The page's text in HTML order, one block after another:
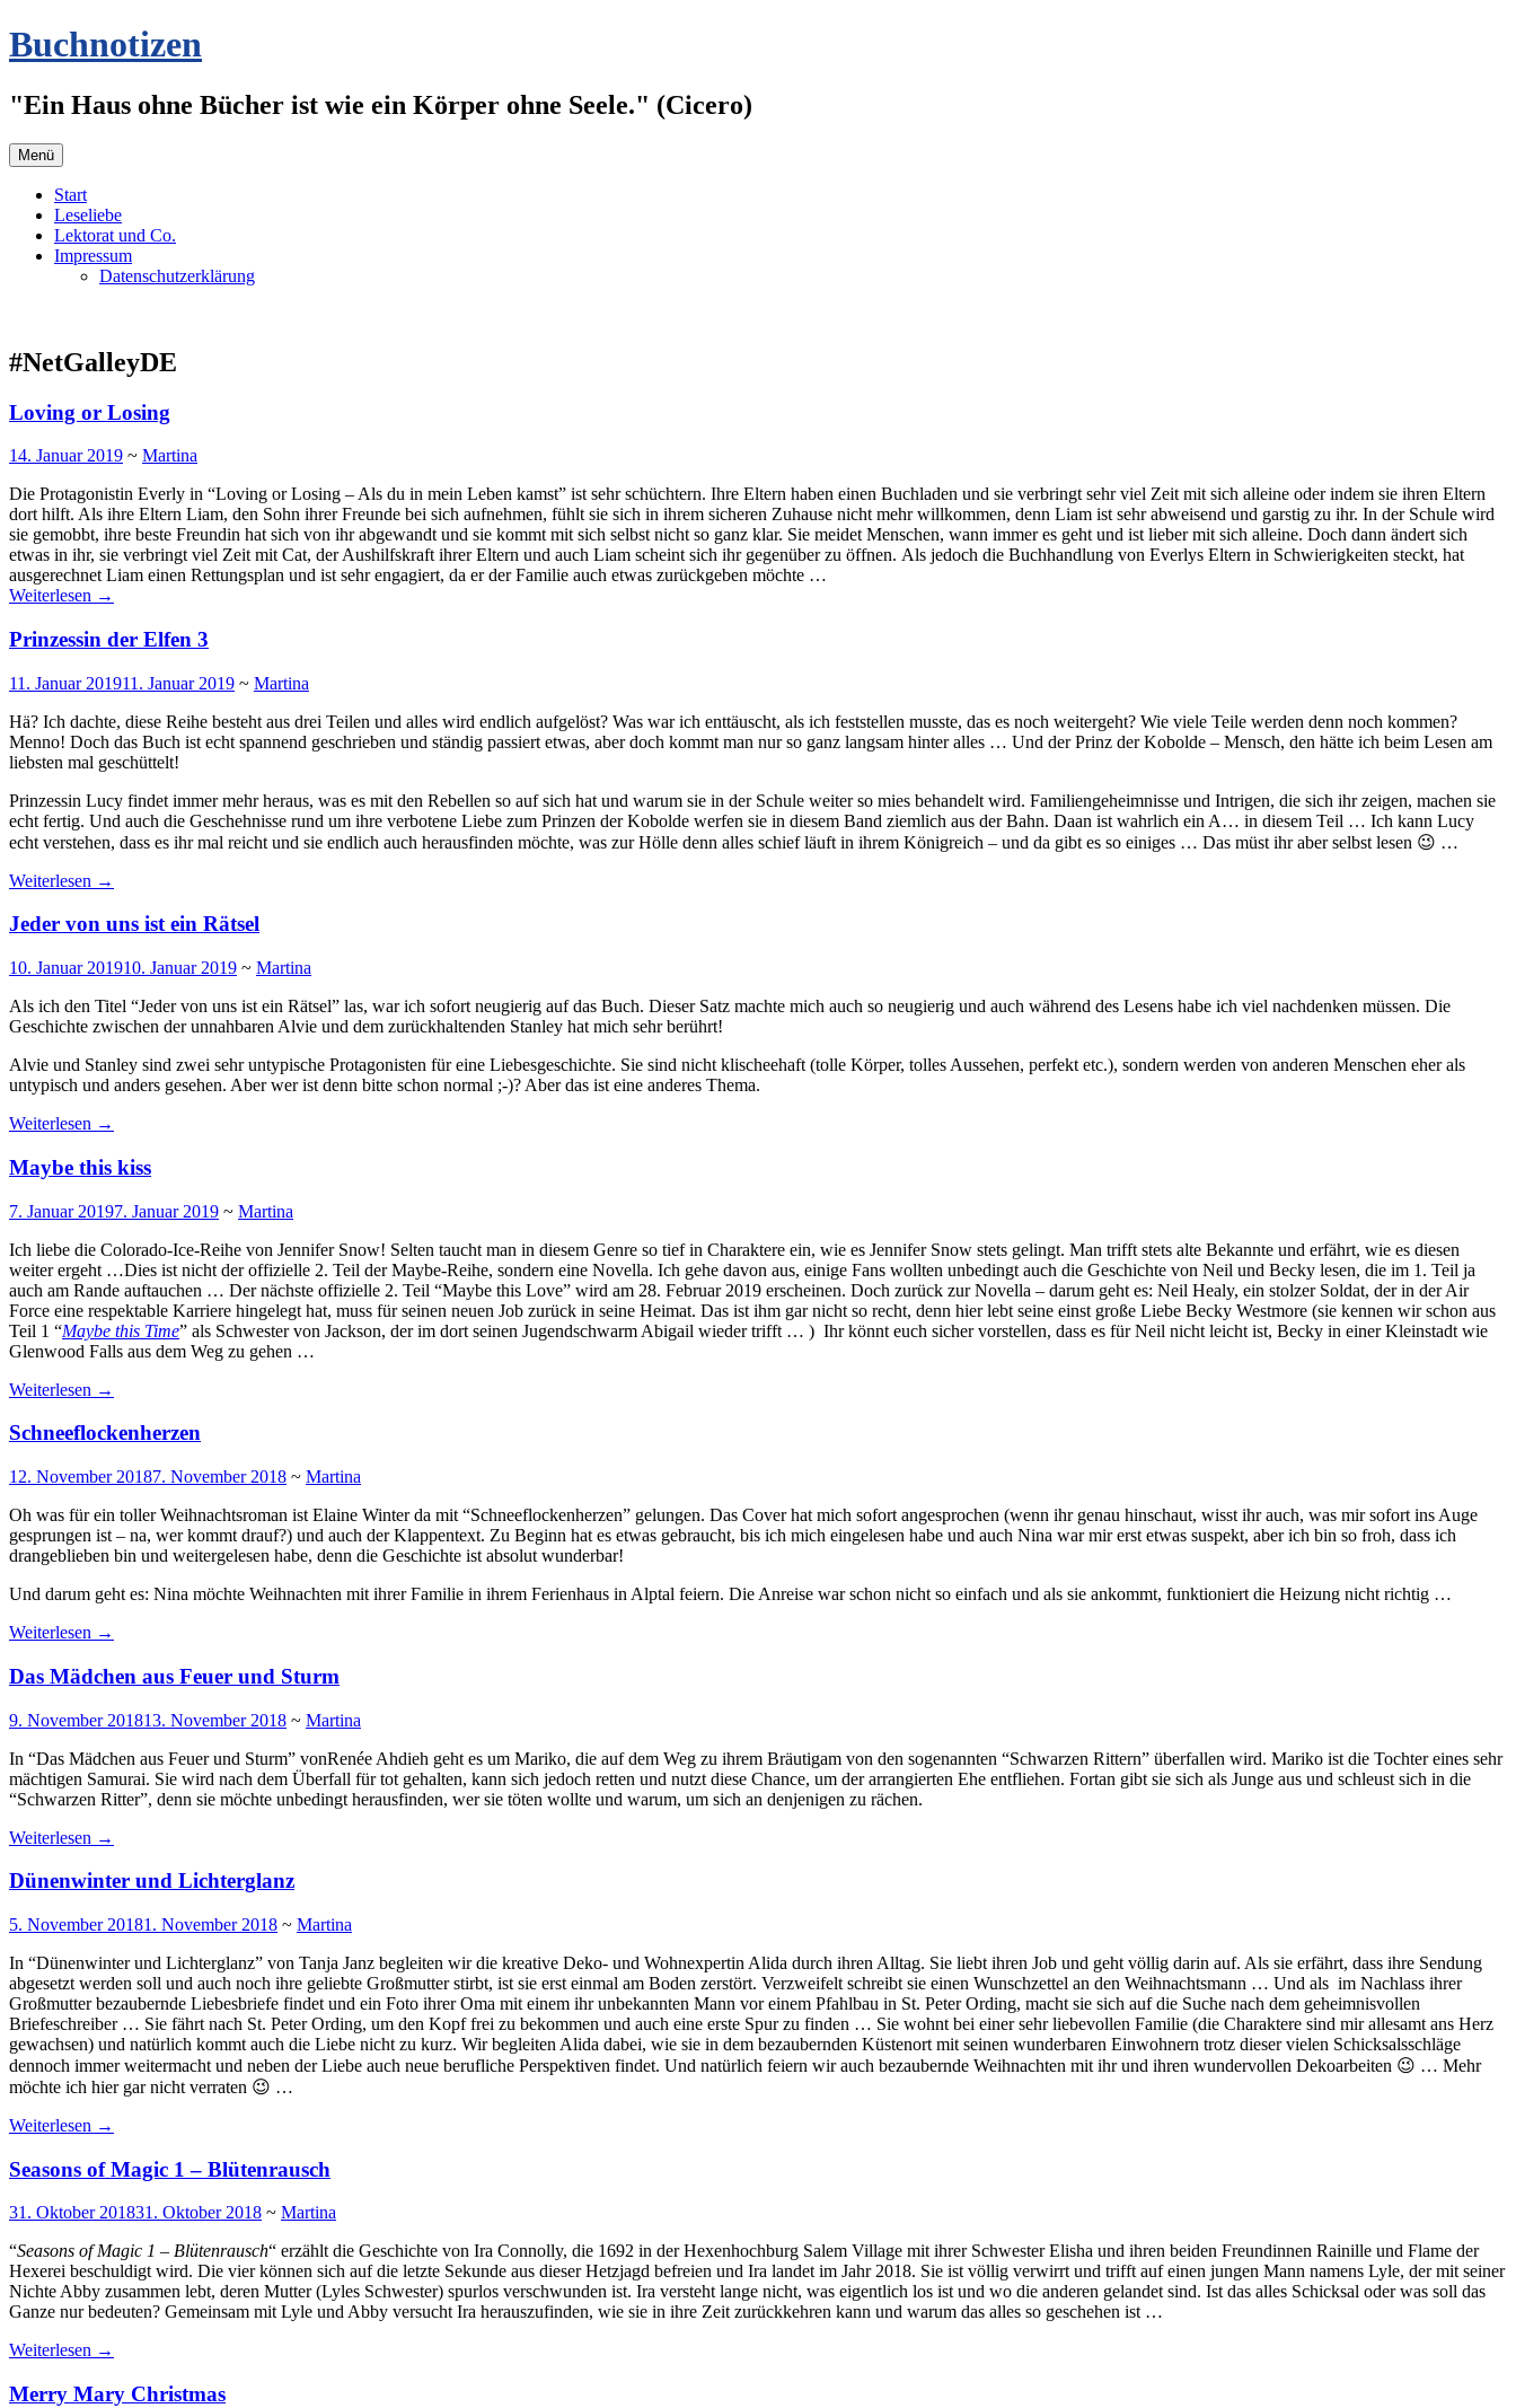
Zum
Inhalt
Buchnotizen
"Ein Haus ohne Bücher ist wie ein Körper ohne Seele." (Cicero)
Menü
Start
Leseliebe
Lektorat und Co.
Impressum
Datenschutzerklärung
#NetGalleyDE
Loving or Losing
14. Januar 2019 ~ Martina
Die Protagonistin Everly in “Loving or Losing – Als du in mein Leben kamst” ist sehr schüchtern. Ihre Eltern haben einen Buchladen und sie verbringt sehr viel Zeit mit sich alleine oder indem sie ihren Eltern
dort hilft. Als ihre Eltern Liam, den Sohn ihrer Freunde bei sich aufnehmen, fühlt sie sich in ihrem sicheren Zuhause nicht mehr willkommen, denn Liam ist sehr abweisend und garstig zu ihr. In der Schule wird
sie gemobbt, ihre beste Freundin hat sich von ihr abgewandt und sie kommt mit sich selbst nicht so ganz klar. Sie meidet Menschen, wann immer es geht und ist lieber mit sich alleine. Doch dann ändert sich
etwas in ihr, sie verbringt viel Zeit mit Cat, der Aushilfskraft ihrer Eltern und auch Liam scheint sich ihr gegenüber zu öffnen. Als jedoch die Buchhandlung von Everlys Eltern in Schwierigkeiten steckt, hat
ausgerechnet Liam einen Rettungsplan und ist sehr engagiert, da er der Familie auch etwas zurückgeben möchte …
Weiterlesen →
Prinzessin der Elfen 3
11. Januar 201911. Januar 2019 ~ Martina
Hä? Ich dachte, diese Reihe besteht aus drei Teilen und alles wird endlich aufgelöst? Was war ich enttäuscht, als ich feststellen musste, das es noch weitergeht? Wie viele Teile werden denn noch kommen?
Menno! Doch das Buch ist echt spannend geschrieben und ständig passiert etwas, aber doch kommt man nur so ganz langsam hinter alles … Und der Prinz der Kobolde – Mensch, den hätte ich beim Lesen am
liebsten mal geschüttelt!
Prinzessin Lucy findet immer mehr heraus, was es mit den Rebellen so auf sich hat und warum sie in der Schule weiter so mies behandelt wird. Familiengeheimnisse und Intrigen, die sich ihr zeigen, machen sie
echt fertig. Und auch die Geschehnisse rund um ihre verbotene Liebe zum Prinzen der Kobolde werfen sie in diesem Band ziemlich aus der Bahn. Daan ist wahrlich ein A… in diesem Teil … Ich kann Lucy
echt verstehen, dass es ihr mal reicht und sie endlich auch herausfinden möchte, was zur Hölle denn alles schief läuft in ihrem Königreich – und da gibt es so einiges … Das müst ihr aber selbst lesen 😉 …
Weiterlesen →
Jeder von uns ist ein Rätsel
10. Januar 201910. Januar 2019 ~ Martina
Als ich den Titel “Jeder von uns ist ein Rätsel” las, war ich sofort neugierig auf das Buch. Dieser Satz machte mich auch so neugierig und auch während des Lesens habe ich viel nachdenken müssen. Die
Geschichte zwischen der unnahbaren Alvie und dem zurückhaltenden Stanley hat mich sehr berührt!
Alvie und Stanley sind zwei sehr untypische Protagonisten für eine Liebesgeschichte. Sie sind nicht klischeehaft (tolle Körper, tolles Aussehen, perfekt etc.), sondern werden von anderen Menschen eher als
untypisch und anders gesehen. Aber wer ist denn bitte schon normal ;-)? Aber das ist eine anderes Thema.
Weiterlesen →
Maybe this kiss
7. Januar 20197. Januar 2019 ~ Martina
Ich liebe die Colorado-Ice-Reihe von Jennifer Snow! Selten taucht man in diesem Genre so tief in Charaktere ein, wie es Jennifer Snow stets gelingt. Man trifft stets alte Bekannte und erfährt, wie es diesen
weiter ergeht …Dies ist nicht der offizielle 2. Teil der Maybe-Reihe, sondern eine Novella. Ich gehe davon aus, einige Fans wollten unbedingt auch die Geschichte von Neil und Becky lesen, die im 1. Teil ja
auch am Rande auftauchen … Der nächste offizielle 2. Teil “Maybe this Love” wird am 28. Februar 2019 erscheinen. Doch zurück zur Novella – darum geht es: Neil Healy, ein stolzer Soldat, der in der Air
Force eine respektable Karriere hingelegt hat, muss für seinen neuen Job zurück in seine Heimat. Das ist ihm gar nicht so recht, denn hier lebt seine einst große Liebe Becky Westmore (sie kennen wir schon aus
Teil 1 “Maybe this Time” als Schwester von Jackson, der im dort seinen Jugendschwarm Abigail wieder trifft … ) Ihr könnt euch sicher vorstellen, dass es für Neil nicht leicht ist, Becky in einer Kleinstadt wie
Glenwood Falls aus dem Weg zu gehen …
Weiterlesen →
Schneeflockenherzen
12. November 20187. November 2018 ~ Martina
Oh was für ein toller Weihnachtsroman ist Elaine Winter da mit “Schneeflockenherzen” gelungen. Das Cover hat mich sofort angesprochen (wenn ihr genau hinschaut, wisst ihr auch, was mir sofort ins Auge
gesprungen ist – na, wer kommt drauf?) und auch der Klappentext. Zu Beginn hat es etwas gebraucht, bis ich mich eingelesen habe und auch Nina war mir erst etwas suspekt, aber ich bin so froh, dass ich
drangeblieben bin und weitergelesen habe, denn die Geschichte ist absolut wunderbar!
Und darum geht es: Nina möchte Weihnachten mit ihrer Familie in ihrem Ferienhaus in Alptal feiern. Die Anreise war schon nicht so einfach und als sie ankommt, funktioniert die Heizung nicht richtig …
Weiterlesen →
Das Mädchen aus Feuer und Sturm
9. November 201813. November 2018 ~ Martina
In “Das Mädchen aus Feuer und Sturm” vonRenée Ahdieh geht es um Mariko, die auf dem Weg zu ihrem Bräutigam von den sogenannten “Schwarzen Rittern” überfallen wird. Mariko ist die Tochter eines sehr
mächtigen Samurai. Sie wird nach dem Überfall für tot gehalten, kann sich jedoch retten und nutzt diese Chance, um der arrangierten Ehe entfliehen. Fortan gibt sie sich als Junge aus und schleust sich in die
“Schwarzen Ritter”, denn sie möchte unbedingt herausfinden, wer sie töten wollte und warum, um sich an denjenigen zu rächen.
Weiterlesen →
Dünenwinter und Lichterglanz
5. November 20181. November 2018 ~ Martina
In “Dünenwinter und Lichterglanz” von Tanja Janz begleiten wir die kreative Deko- und Wohnexpertin Alida durch ihren Alltag. Sie liebt ihren Job und geht völlig darin auf. Als sie erfährt, dass ihre Sendung
abgesetzt werden soll und auch noch ihre geliebte Großmutter stirbt, ist sie erst einmal am Boden zerstört. Verzweifelt schreibt sie einen Wunschzettel an den Weihnachtsmann … Und als im Nachlass ihrer
Großmutter bezaubernde Liebesbriefe findet und ein Foto ihrer Oma mit einem ihr unbekannten Mann vor einem Pfahlbau in St. Peter Ording, macht sie sich auf die Suche nach dem geheimnisvollen
Briefeschreiber … Sie fährt nach St. Peter Ording, um den Kopf frei zu bekommen und auch eine erste Spur zu finden … Sie wohnt bei einer sehr liebevollen Familie (die Charaktere sind mir allesamt ans Herz
gewachsen) und natürlich kommt auch die Liebe nicht zu kurz. Wir begleiten Alida dabei, wie sie in dem bezaubernden Küstenort mit seinen wunderbaren Einwohnern trotz dieser vielen Schicksalsschläge
dennoch immer weitermacht und neben der Liebe auch neue berufliche Perspektiven findet. Und natürlich feiern wir auch bezaubernde Weihnachten mit ihr und ihren wundervollen Dekoarbeiten 😉 … Mehr
möchte ich hier gar nicht verraten 😉 …
Weiterlesen →
Seasons of Magic 1 – Blütenrausch
31. Oktober 201831. Oktober 2018 ~ Martina
“Seasons of Magic 1 – Blütenrausch“ erzählt die Geschichte von Ira Connolly, die 1692 in der Hexenhochburg Salem Village mit ihrer Schwester Elisha und ihren beiden Freundinnen Rainille und Flame der
Hexerei beschuldigt wird. Die vier können sich auf die letzte Sekunde aus dieser Hetzjagd befreien und Ira landet im Jahr 2018. Sie ist völlig verwirrt und trifft auf einen jungen Mann namens Lyle, der mit seiner
Nichte Abby zusammen lebt, deren Mutter (Lyles Schwester) spurlos verschwunden ist. Ira versteht lange nicht, was eigentlich los ist und wo die anderen gelandet sind. Ist das alles Schicksal oder was soll das
Ganze nur bedeuten? Gemeinsam mit Lyle und Abby versucht Ira herauszufinden, wie sie in ihre Zeit zurückkehren kann und warum das alles so geschehen ist …
Weiterlesen →
Merry Mary Christmas